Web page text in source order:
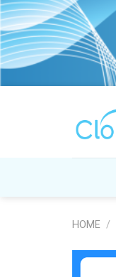
Skip
to
content
HOME /